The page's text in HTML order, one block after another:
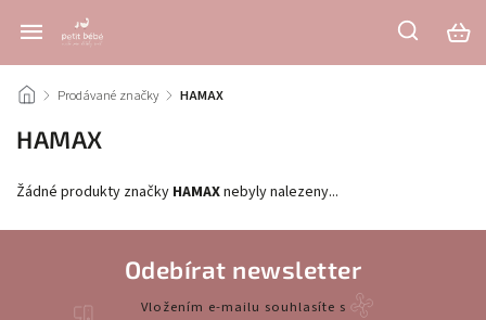
/ Prodávané značky / HAMAX
HAMAX
Žádné produkty značky HAMAXnebyly nalezeny...
Odebírat newsletter
Vložením e-mailu souhlasíte s